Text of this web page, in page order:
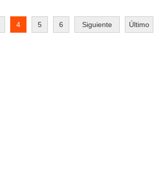
4 5 6 Siguiente Último